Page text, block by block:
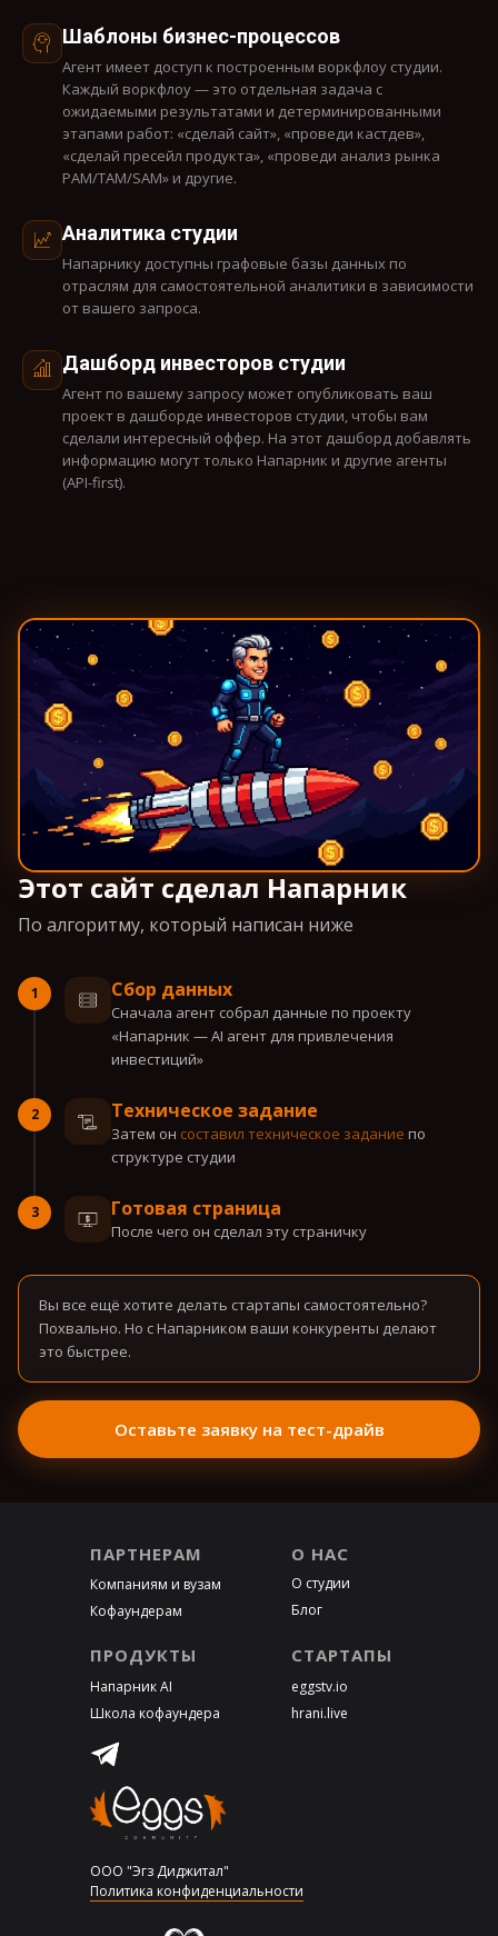
Шаблоны бизнес-процессов
Агент имеет доступ к построенным воркфлоу студии.
Каждый воркфлоу — это отдельная задача с
ожидаемыми результатами и детерминированными
этапами работ: «сделай сайт», «проведи кастдев»,
«сделай пресейл продукта», «проведи анализ рынка
PAM/TAM/SAM» и другие.
Аналитика студии
Напарнику доступны графовые базы данных по
отраслям для самостоятельной аналитики в зависимости
от вашего запроса.
Дашборд инвесторов студии
Агент по вашему запросу может опубликовать ваш
проект в дашборде инвесторов студии, чтобы вам
сделали интересный оффер. На этот дашборд добавлять
информацию могут только Напарник и другие агенты
(API-first).
Этот сайт сделал Напарник
По алгоритму, который написан ниже
1 Сбор данных
Сначала агент собрал данные по проекту
«Напарник — AI агент для привлечения
инвестиций»
2 Техническое задание
Затем он составил техническое задание по
структуре студии
3 Готовая страница
После чего он сделал эту страничку
Вы все ещё хотите делать стартапы самостоятельно?
Похвально. Но с Напарником ваши конкуренты делают
это быстрее.
Оставьте заявку на тест-драйв
ПРОДУКТЫ СТАРТАПЫ
Компаниям и вузам
Кофаундерам
ООО "Эгз Диджитал"
Политика конфиденциальности
О НАС
О студии
Блог
eggstv.io
hrani.live
ПАРТНЕРАМ
Напарник AI
Школа кофаундера